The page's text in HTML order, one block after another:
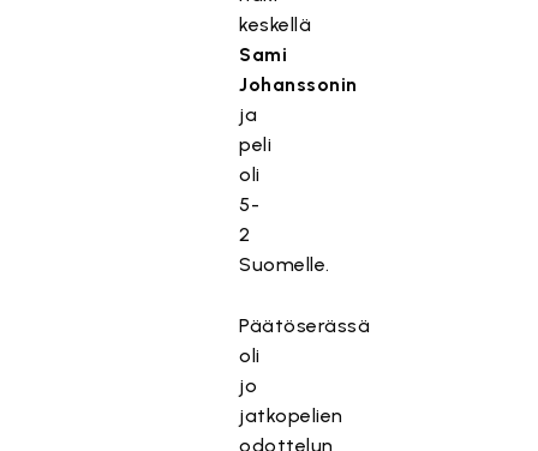
keskellä
Sami
Johanssonin
ja
peli
oli
5-
2
Suomelle.
Päätöserässä
oli
jo
jatkopelien
odottelun